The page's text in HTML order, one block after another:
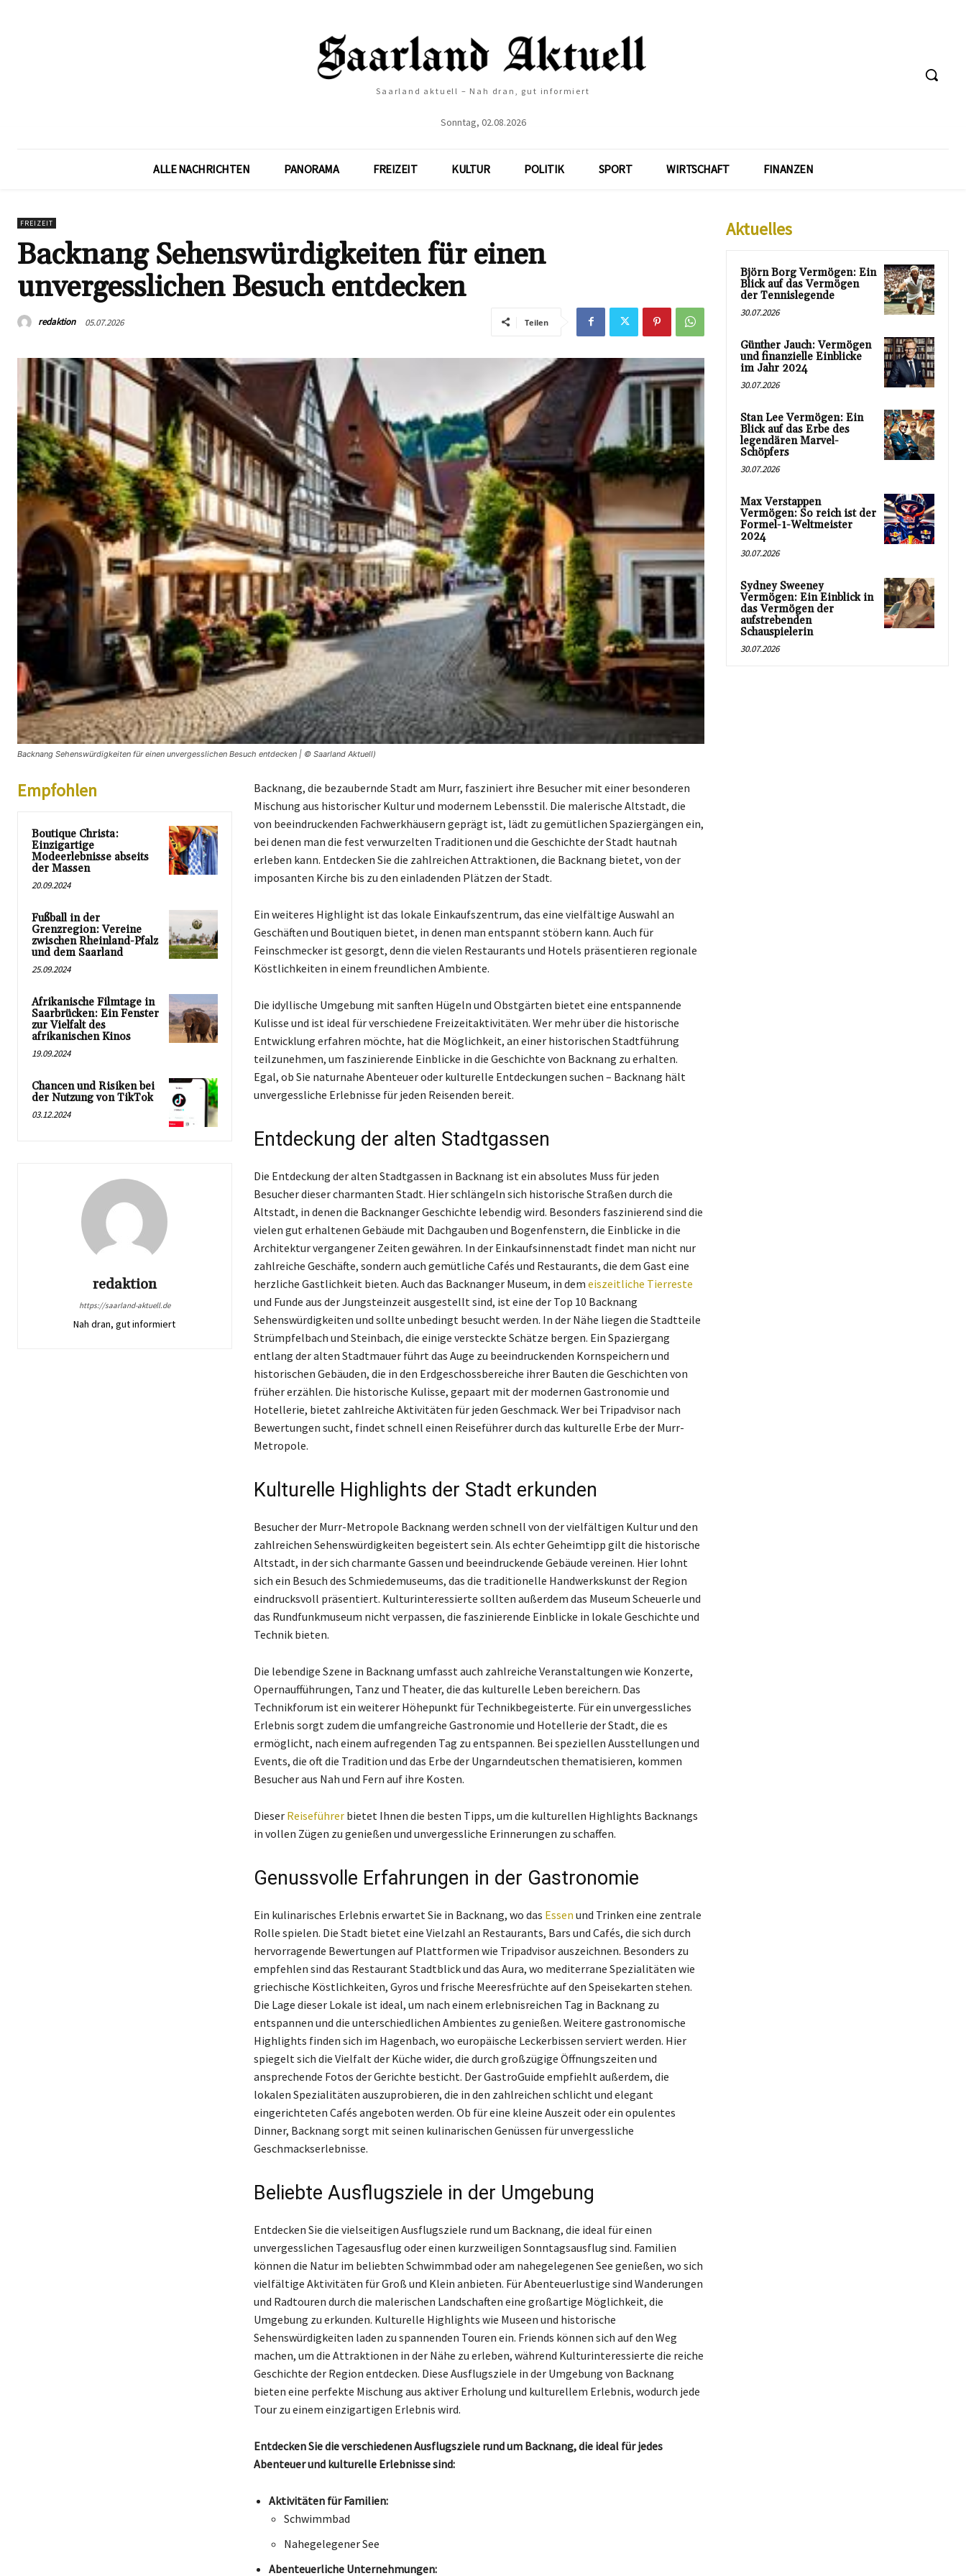
Saarland aktuell – Nah dran, gut informiert
Sonntag, 02.08.2026
ALLE NACHRICHTEN PANORAMA FREIZEIT KULTUR POLITIK SPORT WIRTSCHAFT FINANZEN
FREIZEIT
Backnang Sehenswürdigkeiten für einen
unvergesslichen Besuch entdecken
redaktion 05.07.2026 Teilen
Backnang Sehenswürdigkeiten für einen unvergesslichen Besuch entdecken | © Saarland Aktuell)
Empfohlen
Boutique Christa:
Einzigartige
Modeerlebnisse abseits
der Massen
20.09.2024
Fußball in der
Grenzregion: Vereine
zwischen Rheinland-Pfalz
und dem Saarland
25.09.2024
Afrikanische Filmtage in
Saarbrücken: Ein Fenster
zur Vielfalt des
afrikanischen Kinos
19.09.2024
Chancen und Risiken bei
der Nutzung von TikTok
03.12.2024
redaktion
https://saarland-aktuell.de
Nah dran, gut informiert
Backnang, die bezaubernde Stadt am Murr, fasziniert ihre Besucher mit einer besonderen
Mischung aus historischer Kultur und modernem Lebensstil. Die malerische Altstadt, die
von beeindruckenden Fachwerkhäusern geprägt ist, lädt zu gemütlichen Spaziergängen ein,
bei denen man die fest verwurzelten Traditionen und die Geschichte der Stadt hautnah
erleben kann. Entdecken Sie die zahlreichen Attraktionen, die Backnang bietet, von der
imposanten Kirche bis zu den einladenden Plätzen der Stadt.
Ein weiteres Highlight ist das lokale Einkaufszentrum, das eine vielfältige Auswahl an
Geschäften und Boutiquen bietet, in denen man entspannt stöbern kann. Auch für
Feinschmecker ist gesorgt, denn die vielen Restaurants und Hotels präsentieren regionale
Köstlichkeiten in einem freundlichen Ambiente.
Die idyllische Umgebung mit sanften Hügeln und Obstgärten bietet eine entspannende
Kulisse und ist ideal für verschiedene Freizeitaktivitäten. Wer mehr über die historische
Entwicklung erfahren möchte, hat die Möglichkeit, an einer historischen Stadtführung
teilzunehmen, um faszinierende Einblicke in die Geschichte von Backnang zu erhalten.
Egal, ob Sie naturnahe Abenteuer oder kulturelle Entdeckungen suchen – Backnang hält
unvergessliche Erlebnisse für jeden Reisenden bereit.
Entdeckung der alten Stadtgassen
Die Entdeckung der alten Stadtgassen in Backnang ist ein absolutes Muss für jeden
Besucher dieser charmanten Stadt. Hier schlängeln sich historische Straßen durch die
Altstadt, in denen die Backnanger Geschichte lebendig wird. Besonders faszinierend sind die
vielen gut erhaltenen Gebäude mit Dachgauben und Bogenfenstern, die Einblicke in die
Architektur vergangener Zeiten gewähren. In der Einkaufsinnenstadt findet man nicht nur
zahlreiche Geschäfte, sondern auch gemütliche Cafés und Restaurants, die dem Gast eine
herzliche Gastlichkeit bieten. Auch das Backnanger Museum, in dem eiszeitliche Tierreste
und Funde aus der Jungsteinzeit ausgestellt sind, ist eine der Top 10 Backnang
Sehenswürdigkeiten und sollte unbedingt besucht werden. In der Nähe liegen die Stadtteile
Strümpfelbach und Steinbach, die einige versteckte Schätze bergen. Ein Spaziergang
entlang der alten Stadtmauer führt das Auge zu beeindruckenden Kornspeichern und
historischen Gebäuden, die in den Erdgeschossbereiche ihrer Bauten die Geschichten von
früher erzählen. Die historische Kulisse, gepaart mit der modernen Gastronomie und
Hotellerie, bietet zahlreiche Aktivitäten für jeden Geschmack. Wer bei Tripadvisor nach
Bewertungen sucht, findet schnell einen Reiseführer durch das kulturelle Erbe der Murr-
Metropole.
Kulturelle Highlights der Stadt erkunden
Besucher der Murr-Metropole Backnang werden schnell von der vielfältigen Kultur und den
zahlreichen Sehenswürdigkeiten begeistert sein. Als echter Geheimtipp gilt die historische
Altstadt, in der sich charmante Gassen und beeindruckende Gebäude vereinen. Hier lohnt
sich ein Besuch des Schmiedemuseums, das die traditionelle Handwerkskunst der Region
eindrucksvoll präsentiert. Kulturinteressierte sollten außerdem das Museum Scheuerle und
das Rundfunkmuseum nicht verpassen, die faszinierende Einblicke in lokale Geschichte und
Technik bieten.
Die lebendige Szene in Backnang umfasst auch zahlreiche Veranstaltungen wie Konzerte,
Opernaufführungen, Tanz und Theater, die das kulturelle Leben bereichern. Das
Technikforum ist ein weiterer Höhepunkt für Technikbegeisterte. Für ein unvergessliches
Erlebnis sorgt zudem die umfangreiche Gastronomie und Hotellerie der Stadt, die es
ermöglicht, nach einem aufregenden Tag zu entspannen. Bei speziellen Ausstellungen und
Events, die oft die Tradition und das Erbe der Ungarndeutschen thematisieren, kommen
Besucher aus Nah und Fern auf ihre Kosten.
Dieser Reiseführerbietet Ihnen die besten Tipps, um die kulturellen Highlights Backnangs
in vollen Zügen zu genießen und unvergessliche Erinnerungen zu schaffen.
Genussvolle Erfahrungen in der Gastronomie
Ein kulinarisches Erlebnis erwartet Sie in Backnang, wo das Essen und Trinken eine zentrale
Rolle spielen. Die Stadt bietet eine Vielzahl an Restaurants, Bars und Cafés, die sich durch
hervorragende Bewertungen auf Plattformen wie Tripadvisor auszeichnen. Besonders zu
empfehlen sind das Restaurant Stadtblick und das Aura, wo mediterrane Spezialitäten wie
griechische Köstlichkeiten, Gyros und frische Meeresfrüchte auf den Speisekarten stehen.
Die Lage dieser Lokale ist ideal, um nach einem erlebnisreichen Tag in Backnang zu
entspannen und die unterschiedlichen Ambientes zu genießen. Weitere gastronomische
Highlights finden sich im Hagenbach, wo europäische Leckerbissen serviert werden. Hier
spiegelt sich die Vielfalt der Küche wider, die durch großzügige Öffnungszeiten und
ansprechende Fotos der Gerichte besticht. Der GastroGuide empfiehlt außerdem, die
lokalen Spezialitäten auszuprobieren, die in den zahlreichen schlicht und elegant
eingerichteten Cafés angeboten werden. Ob für eine kleine Auszeit oder ein opulentes
Dinner, Backnang sorgt mit seinen kulinarischen Genüssen für unvergessliche
Geschmackserlebnisse.
Beliebte Ausflugsziele in der Umgebung
Entdecken Sie die vielseitigen Ausflugsziele rund um Backnang, die ideal für einen
unvergesslichen Tagesausflug oder einen kurzweiligen Sonntagsausflug sind. Familien
können die Natur im beliebten Schwimmbad oder am nahegelegenen See genießen, wo sich
vielfältige Aktivitäten für Groß und Klein anbieten. Für Abenteuerlustige sind Wanderungen
und Radtouren durch die malerischen Landschaften eine großartige Möglichkeit, die
Umgebung zu erkunden. Kulturelle Highlights wie Museen und historische
Sehenswürdigkeiten laden zu spannenden Touren ein. Friends können sich auf den Weg
machen, um die Attraktionen in der Nähe zu erleben, während Kulturinteressierte die reiche
Geschichte der Region entdecken. Diese Ausflugsziele in der Umgebung von Backnang
bieten eine perfekte Mischung aus aktiver Erholung und kulturellem Erlebnis, wodurch jede
Tour zu einem einzigartigen Erlebnis wird.
Entdecken Sie die verschiedenen Ausflugsziele rund um Backnang, die ideal für jedes
Abenteuer und kulturelle Erlebnisse sind:
Aktivitäten für Familien:
Schwimmbad
Nahegelegener See
Abenteuerliche Unternehmungen:
Aktuelles
Björn Borg Vermögen: Ein
Blick auf das Vermögen
der Tennislegende
30.07.2026
Günther Jauch: Vermögen
und finanzielle Einblicke
im Jahr 2024
30.07.2026
Stan Lee Vermögen: Ein
Blick auf das Erbe des
legendären Marvel-
Schöpfers
30.07.2026
Max Verstappen
Vermögen: So reich ist der
Formel-1-Weltmeister
2024
30.07.2026
Sydney Sweeney
Vermögen: Ein Einblick in
das Vermögen der
aufstrebenden
Schauspielerin
30.07.2026